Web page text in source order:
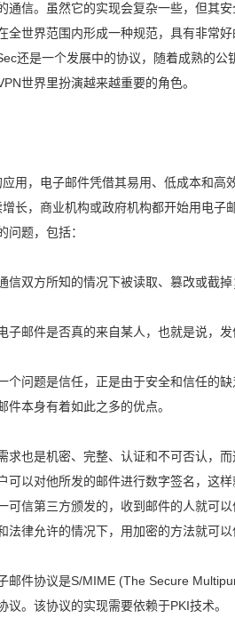
通信。虽然它的实现会复杂一些，但其
全世界范围内形成一种规范，具有非常
还是一个发展中的协议，随着成熟的公
世界里扮演越来越重要的角色。
用，电子邮件凭借其易用、低成本和高
长，商业机构或政府机构都开始用电子
问题，包括：
信双方所知的情况下被读取、篡改或截掉
子邮件是否真的来自某人，也就是说，发
个问题是信任，正是由于安全和信任的
件本身有着如此之多的优点。
求也是机密、完整、认证和不可否认，
可以对他所发的邮件进行数字签名，这
可信第三方颁发的，收到邮件的人就可
法律允许的情况下，用加密的方法就可以
邮件协议是S/MIME (The Secure
议。该协议的实现需要依赖于PKI技术。